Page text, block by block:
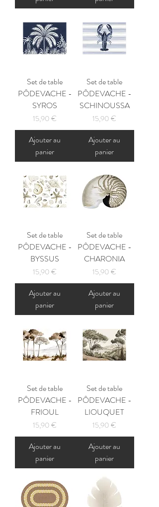
Set de table
PÔDEVACHE -
SYROS
Prix
15,90 €
Ajouter au
panier
Set de table
PÔDEVACHE -
SCHINOUSSA
Prix
15,90 €
Ajouter au
panier
Set de table
PÔDEVACHE -
BYSSUS
Prix
15,90 €
Ajouter au
panier
Set de table
PÔDEVACHE -
CHARONIA
Prix
15,90 €
Ajouter au
panier
Set de table
PÔDEVACHE -
FRIOUL
Prix
15,90 €
Ajouter au
panier
Set de table
PÔDEVACHE -
LIOUQUET
Prix
15,90 €
Ajouter au
panier